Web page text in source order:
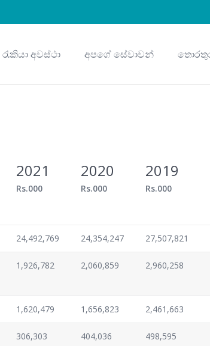
රැකියා අවස්ථා අපගේ සේවාවන්
2021
Rs.000
2020
Rs.000
2019
Rs.000
24,492,769 24,354,247 27,507,821
1,926,782 2,060,859 2,960,258
1,620,479 1,656,823 2,461,663
306,303 404,036 498,595